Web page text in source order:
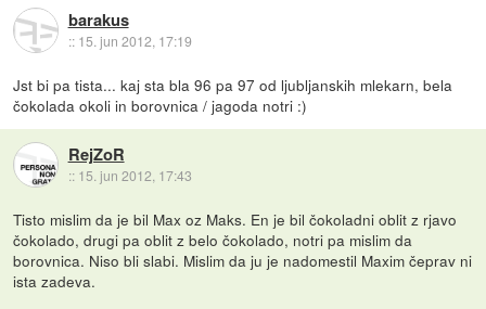
barakus
:: 15. jun 2012, 17:19
Jst bi pa tista... kaj sta bla 96 pa 97 od ljubljanskih mlekarn, bela
čokolada okoli in borovnica / jagoda notri :)
RejZoR
:: 15. jun 2012, 17:43
Tisto mislim da je bil Max oz Maks. En je bil čokoladni oblit z rjavo
čokolado, drugi pa oblit z belo čokolado, notri pa mislim da
borovnica. Niso bli slabi. Mislim da ju je nadomestil Maxim čeprav ni
ista zadeva.